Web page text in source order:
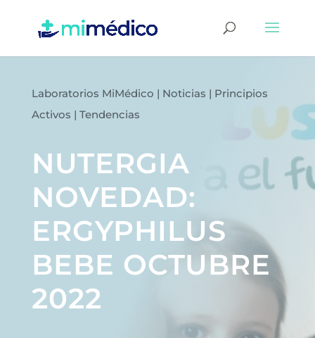
Laboratorios MiMédico | Noticias | Principios
Activos | Tendencias
NUTERGIA
NOVEDAD:
ERGYPHILUS
BEBE OCTUBRE
2022